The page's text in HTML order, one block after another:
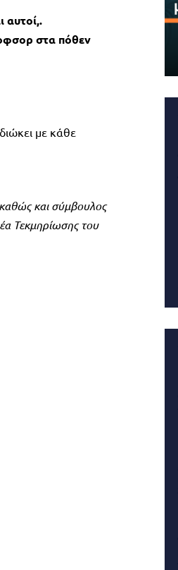
αυτοί,.
στα πόθεν
με κάθε
και σύμβουλος
Τεκμηρίωσης του